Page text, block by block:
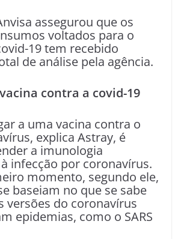
assegurou que os
voltados para o
19 tem recebido
de análise pela agência.
contra a covid-19
a uma vacina contra o
explica Astray, é
a imunologia
infecção por coronavírus.
momento, segundo ele,
baseiam no que se sabe
versões do coronavírus
epidemias, como o SARS